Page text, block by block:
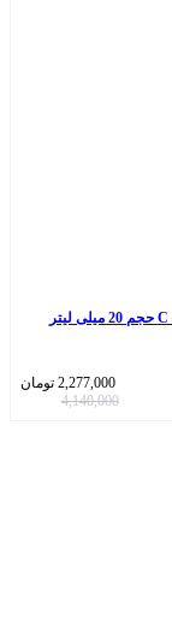
2,277,000 تومان
4,140,000